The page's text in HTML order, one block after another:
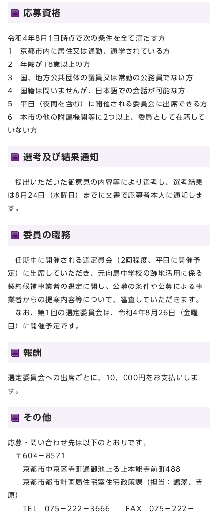
応募資格
令和4年8月1日時点で次の条件を全て満たす方
1 京都市内に居住又は通勤、通学されている方
2 年齢が18歳以上の方
3 国、地方公共団体の議員又は常勤の公務員でない方
4 国籍は問いませんが、日本語での会話が可能な方
5 平日（夜間を含む）に開催される委員会に出席できる方
6 本市の他の附属機関等に2つ以上、委員として在籍して
いない方
選考及び結果通知
提出いただいた御意見の内容等により選考し、選考結果
は8月24日（水曜日）までに文書で応募者本人に通知しま
す。
委員の職務
任期中に開催される選定員会（2回程度、平日に開催予
定）に出席していただき、元向島中学校の跡地活用に係る
契約候補事業者の選定に関し、公募の条件や公募による事
業者からの提案内容等について、審査していただきます。
なお、第1回の選定委員会は、令和4年8月26日（金曜
日）に開催予定です。
報酬
選定委員会への出席ごとに、10，000円をお支払いしま
す。
その他
応募・問い合わせ先は以下のとおりです。
〒604－8571
京都市中京区寺町通御池上る上本能寺前町488
京都市都市計画局住宅室住宅政策課（担当：嶋澤、吉
原）
TEL 075－222－3666 FAX 075－222－